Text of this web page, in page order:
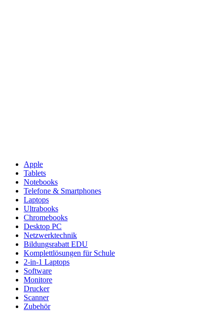
Apple
Tablets
Notebooks
Telefone & Smartphones
Laptops
Ultrabooks
Chromebooks
Desktop PC
Netzwerktechnik
Bildungsrabatt EDU
Komplettlösungen für Schule
2-in-1 Laptops
Software
Monitore
Drucker
Scanner
Zubehör